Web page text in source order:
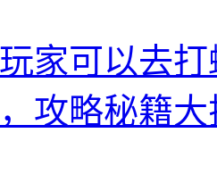
家可以去
攻略秘籍